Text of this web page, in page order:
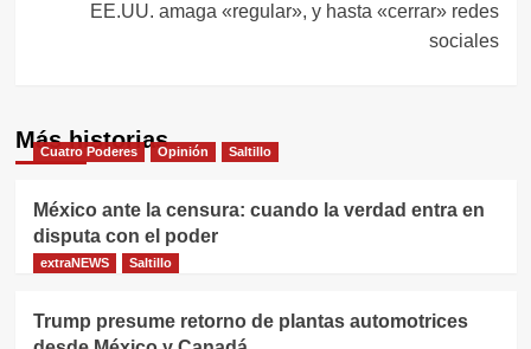
EE.UU. amaga «regular», y hasta «cerrar» redes
sociales
Más historias
Cuatro Poderes Opinión Saltillo
México ante la censura: cuando la verdad entra en
disputa con el poder
extraNEWS Saltillo
Trump presume retorno de plantas automotrices